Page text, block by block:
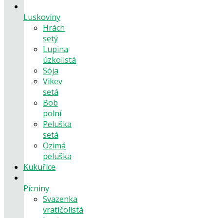
Luskoviny
Hrách
setý
Lupina
úzkolistá
Sója
Vikev
setá
Bob
polní
Peluška
setá
Ozimá
peluška
Kukuřice
Pícniny
Svazenka
vratičolistá